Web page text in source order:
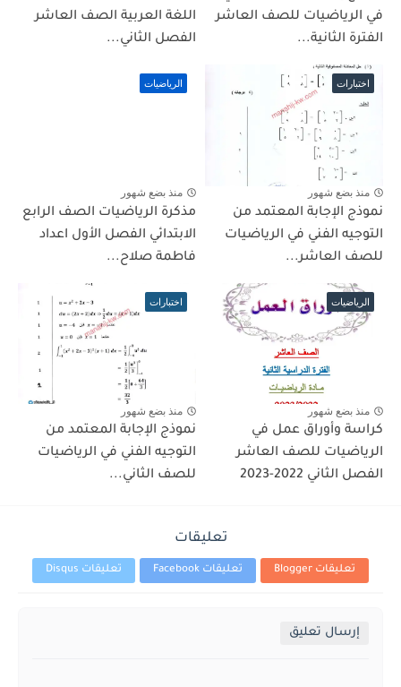
في الرياضيات للصف العاشر
الفترة الثانية...
اللغة العربية الصف العاشر
الفصل الثاني...
اختبارات
منذ بضع شهور
نموذج الإجابة المعتمد من
التوجيه الفني في الرياضيات
للصف العاشر...
الرياضيات
منذ بضع شهور
مذكرة الرياضيات الصف الرابع
الابتدائي الفصل الأول اعداد
فاطمة صلاح...
الرياضيات
منذ بضع شهور
كراسة وأوراق عمل في
الرياضيات للصف العاشر
الفصل الثاني 2022-2023
اختبارات
منذ بضع شهور
نموذج الإجابة المعتمد من
التوجيه الفني في الرياضيات
للصف الثاني...
تعليقات
تعليقات Blogger تعليقات Facebook تعليقات Disqus
إرسال تعليق